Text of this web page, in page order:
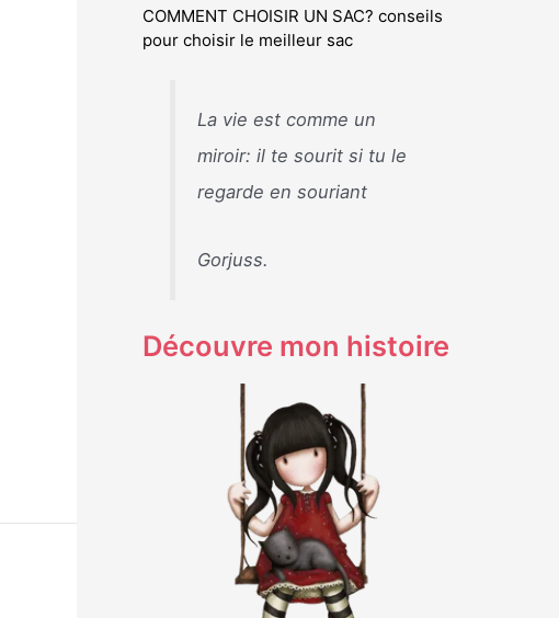
COMMENT CHOISIR UN SAC? conseils
pour choisir le meilleur sac
La vie est comme un
miroir: il te sourit si tu le
regarde en souriant
Gorjuss.
Découvre mon histoire